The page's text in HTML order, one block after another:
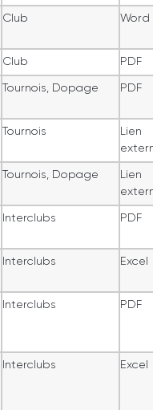
Club Word
Club PDF
Tournois, Dopage PDF
Tournois
Lien
Tournois, Dopage
Lien
Interclubs PDF
Interclubs Excel
Interclubs PDF
Interclubs Excel